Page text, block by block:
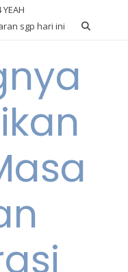
sgp hari ini